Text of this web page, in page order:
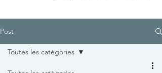
Post
Toutes les catégories